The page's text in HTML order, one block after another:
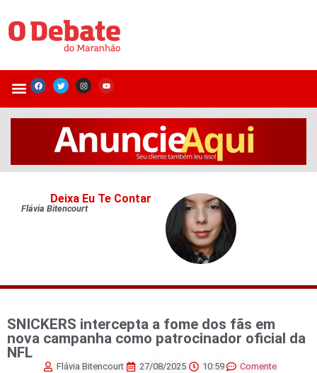
Deixa Eu Te Contar
Flávia Bitencourt
SNICKERS intercepta a fome dos fãs em
nova campanha como patrocinador oficial da
NFL
Flávia Bitencourt 27/08/2025 10:59 Comente